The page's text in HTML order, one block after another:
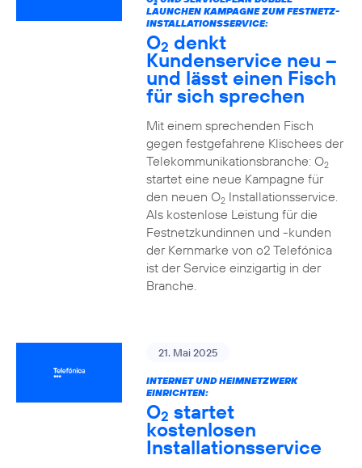
2
LAUNCHEN KAMPAGNE ZUM FESTNETZ-
INSTALLATIONSSERVICE:
O2 denkt
Kundenservice neu –
und lässt einen Fisch
für sich sprechen
Mit einem sprechenden Fisch
gegen festgefahrene Klischees der
Telekommunikationsbranche: O2
startet eine neue Kampagne für
den neuen O2Installationsservice.
Als kostenlose Leistung für die
Festnetzkundinnen und -kunden
der Kernmarke von o2 Telefónica
ist der Service einzigartig in der
Branche.
21. Mai 2025
INTERNET UND HEIMNETZWERK
EINRICHTEN:
O2 startet
kostenlosen
Installationsservice